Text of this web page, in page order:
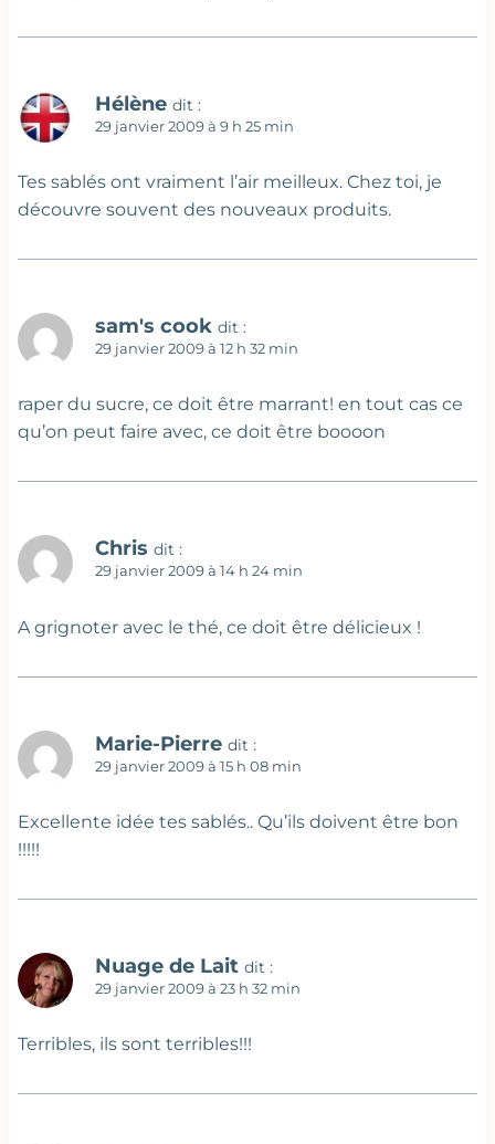
Hélène dit :
29 janvier 2009 à 9 h 25 min
Tes sablés ont vraiment l’air meilleux. Chez toi, je
découvre souvent des nouveaux produits.
sam's cook dit :
29 janvier 2009 à 12 h 32 min
raper du sucre, ce doit être marrant! en tout cas ce
qu’on peut faire avec, ce doit être boooon
Chris dit :
29 janvier 2009 à 14 h 24 min
A grignoter avec le thé, ce doit être délicieux !
Marie-Pierre dit :
29 janvier 2009 à 15 h 08 min
Excellente idée tes sablés.. Qu’ils doivent être bon
!!!!!
Nuage de Lait dit :
29 janvier 2009 à 23 h 32 min
Terribles, ils sont terribles!!!